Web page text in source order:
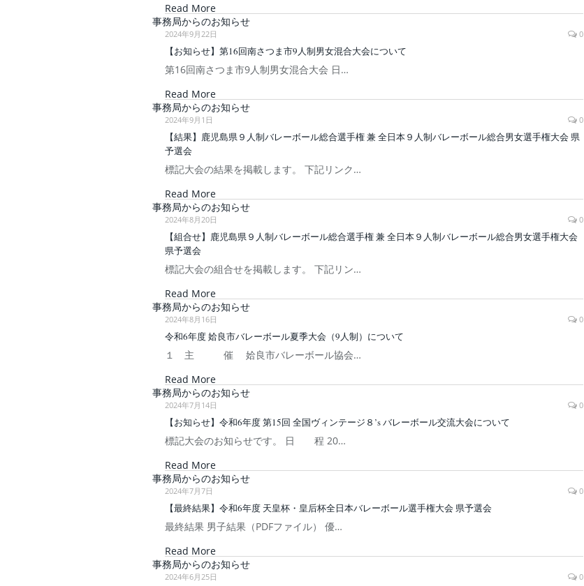
Read More
事務局からのお知らせ
2024年9月22日 0
【お知らせ】第16回南さつま市9人制男女混合大会について
第16回南さつま市9人制男女混合大会 日…
Read More
事務局からのお知らせ
2024年9月1日 0
【結果】鹿児島県９人制バレーボール総合選手権 兼 全日本９人制バレーボール総合男女選手権大会 県
予選会
標記大会の結果を掲載します。 下記リンク…
Read More
事務局からのお知らせ
2024年8月20日 0
【組合せ】鹿児島県９人制バレーボール総合選手権 兼 全日本９人制バレーボール総合男女選手権大会
県予選会
標記大会の組合せを掲載します。 下記リン…
Read More
事務局からのお知らせ
2024年8月16日 0
令和6年度 姶良市バレーボール夏季大会（9人制）について
１ 主 催 姶良市バレーボール協会…
Read More
事務局からのお知らせ
2024年7月14日 0
【お知らせ】令和6年度 第15回 全国ヴィンテージ８’s バレーボール交流大会について
標記大会のお知らせです。 日 程 20…
Read More
事務局からのお知らせ
2024年7月7日 0
【最終結果】令和6年度 天皇杯・皇后杯全日本バレーボール選手権大会 県予選会
最終結果 男子結果（PDFファイル） 優…
Read More
事務局からのお知らせ
2024年6月25日 0